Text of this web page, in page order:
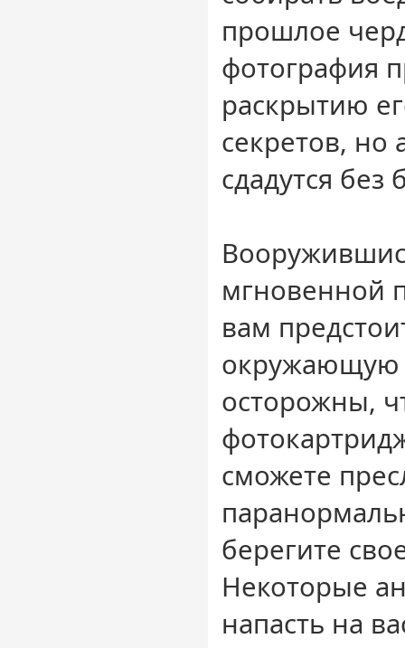
прошлое
фотография
раскрытию
секретов,
сдадутся без
мгновенной
вам
окружающую
осторожны,
сможете
берегите
Некоторые
напасть на